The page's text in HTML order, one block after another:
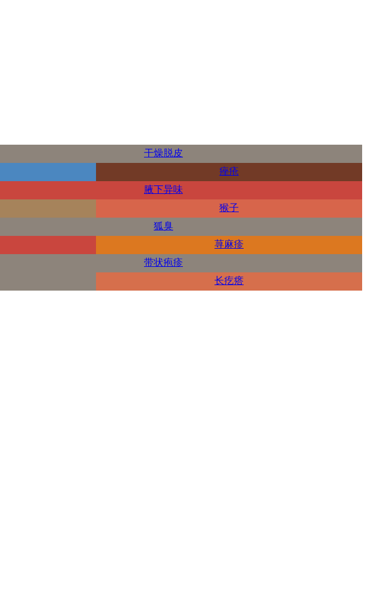
干燥脱皮
痤疮
腋下异味
猴子
狐臭
荨麻疹
带状疱疹
长疙瘩